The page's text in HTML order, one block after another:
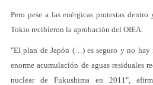
Pero pese a las enérgicas protestas
Tokio recibieron la aprobación del OIEA.
"El plan de Japón (…) es seguro y no
enorme acumulación de aguas residuales
nuclear de Fukushima en 2011",